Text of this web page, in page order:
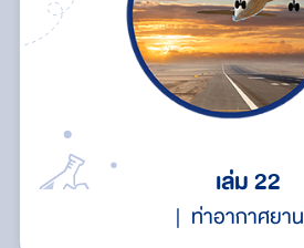
เล่ม 22
ท่าอากาศยาน